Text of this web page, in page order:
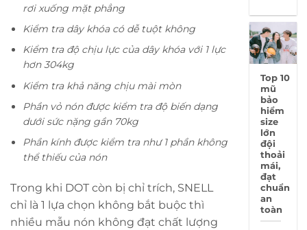
rơi xuống mặt phẳng
Kiểm tra dây khóa có dễ tuột không
Kiểm tra độ chịu lực của dây khóa với 1 lực
hơn 304kg
Kiểm tra khả năng chịu mài mòn
Phần vỏ nón được kiểm tra độ biến dạng
dưới sức nặng gần 70kg
Phần kính được kiểm tra như 1 phần không
thể thiếu của nón
Trong khi DOT còn bị chỉ trích, SNELL
chỉ là 1 lựa chọn không bắt buộc thì
nhiều mẫu nón không đạt chất lượng
Top 10
mũ
bảo
hiểm
size
lớn
đội
thoải
mái,
đạt
chuẩn
an
toàn